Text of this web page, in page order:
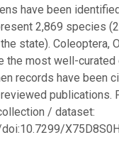
have been
2,869 species
state). Coleoptera,
the most well-curated
records have been
publications.
/ dataset:
X75D8S0H